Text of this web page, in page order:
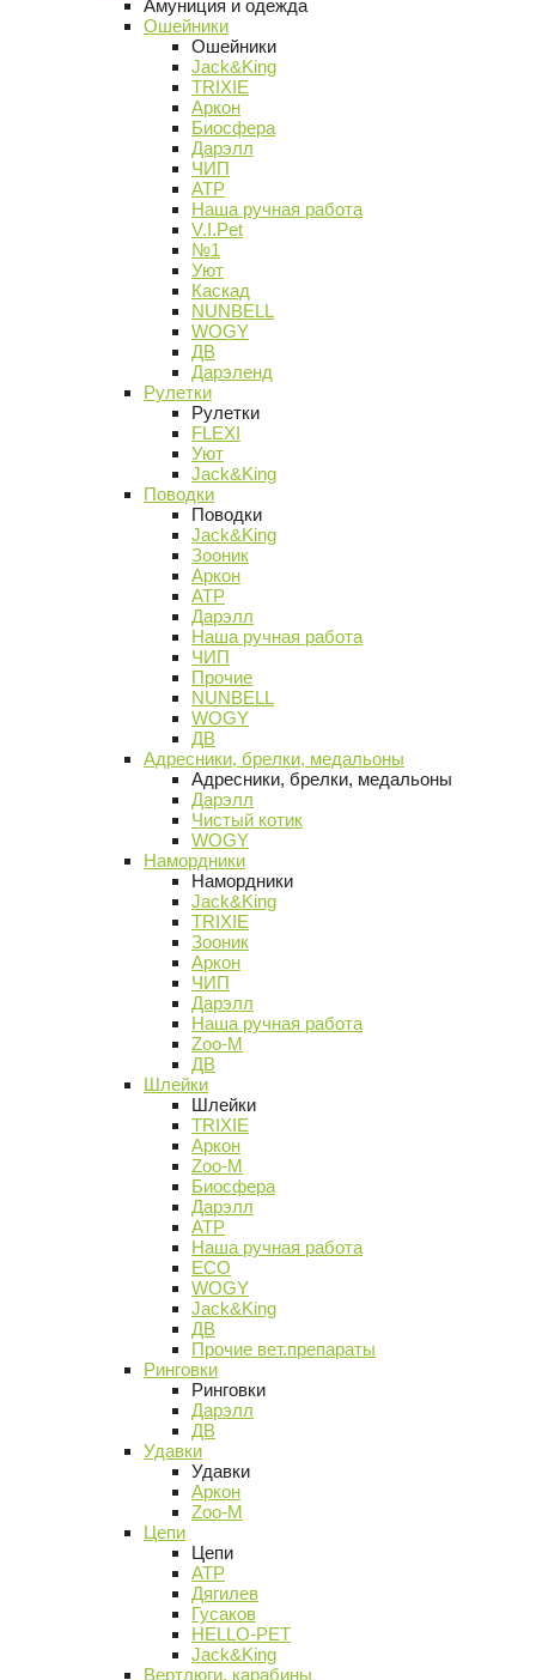
Амуниция и одежда
Ошейники
Ошейники
Jack&King
TRIXIE
Аркон
Биосфера
Дарэлл
ЧИП
АТР
Наша ручная работа
V.I.Pet
№1
Уют
Каскад
NUNBELL
WOGY
ДВ
Дарэленд
Рулетки
Рулетки
FLEXI
Уют
Jack&King
Поводки
Поводки
Jack&King
Зооник
Аркон
АТР
Дарэлл
Наша ручная работа
ЧИП
Прочие
NUNBELL
WOGY
ДВ
Адресники, брелки, медальоны
Адресники, брелки, медальоны
Дарэлл
Чистый котик
WOGY
Намордники
Намордники
Jack&King
TRIXIE
Зооник
Аркон
ЧИП
Дарэлл
Наша ручная работа
Zoo-M
ДВ
Шлейки
Шлейки
TRIXIE
Аркон
Zoo-M
Биосфера
Дарэлл
АТР
Наша ручная работа
ECO
WOGY
Jack&King
ДВ
Прочие вет.препараты
Ринговки
Ринговки
Дарэлл
ДВ
Удавки
Удавки
Аркон
Zoo-M
Цепи
Цепи
АТР
Дягилев
Гусаков
HELLO-PET
Jack&King
Вертлюги, карабины